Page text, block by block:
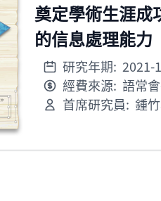
奠定學術生涯成
的信息處理能力
研究年期: 2021-
經費來源: 語常
首席研究員: 鍾